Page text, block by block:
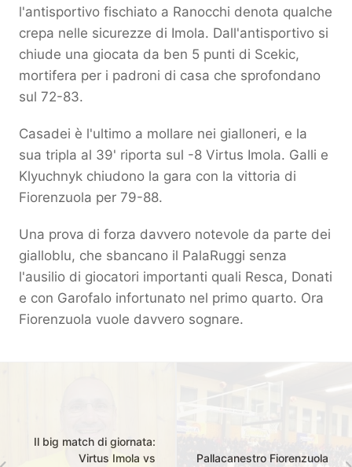
l'antisportivo fischiato a Ranocchi denota qualche
crepa nelle sicurezze di Imola. Dall'antisportivo si
chiude una giocata da ben 5 punti di Scekic,
mortifera per i padroni di casa che sprofondano
sul 72-83.
Casadei è l'ultimo a mollare nei gialloneri, e la
sua tripla al 39' riporta sul -8 Virtus Imola. Galli e
Klyuchnyk chiudono la gara con la vittoria di
Fiorenzuola per 79-88.
Una prova di forza davvero notevole da parte dei
gialloblu, che sbancano il PalaRuggi senza
l'ausilio di giocatori importanti quali Resca, Donati
e con Garofalo infortunato nel primo quarto. Ora
Fiorenzuola vuole davvero sognare.
Il big match di giornata:
Virtus Imola vs
Pallacanestro Fiorenzuola